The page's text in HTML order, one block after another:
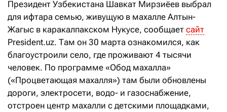
Президент Узбекистана Шавкат Мирзиёев выбрал
для ифтара семью, живущую в махалле Алтын-
Жагыс в каракалпакском Нукусе, сообщает сайт
President.uz. Там он 30 марта ознакомился, как
благоустроили село, где проживают 4 тысячи
человек. По программе «Обод махалла»
(«Процветающая махалля») там были обновлены
дороги, электросети, водо- и газоснабжение,
отстроен центр махалли с детскими площадками,